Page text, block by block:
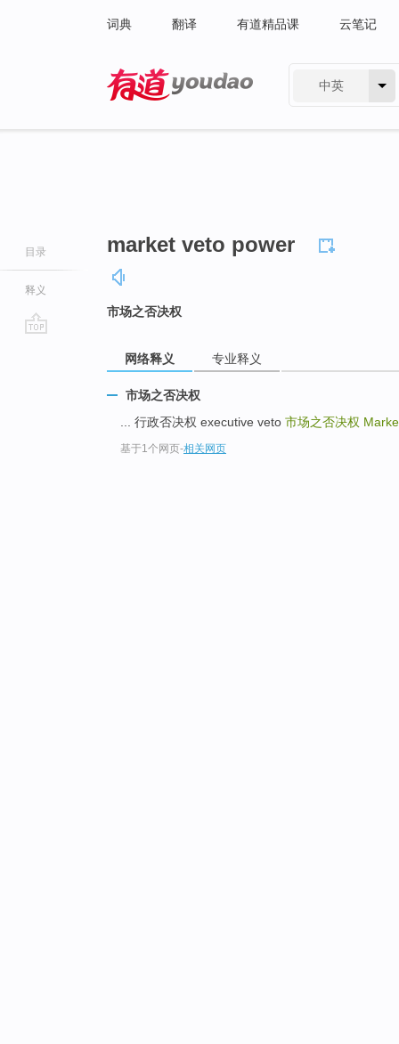
词典 翻译 有道精品课 云笔记
中英
目录
释义
market veto power
市场之否决权
网络释义 专业释义
市场之否决权
... 行政否决权 executive veto 市场之否决权
基于1个网页-相关网页